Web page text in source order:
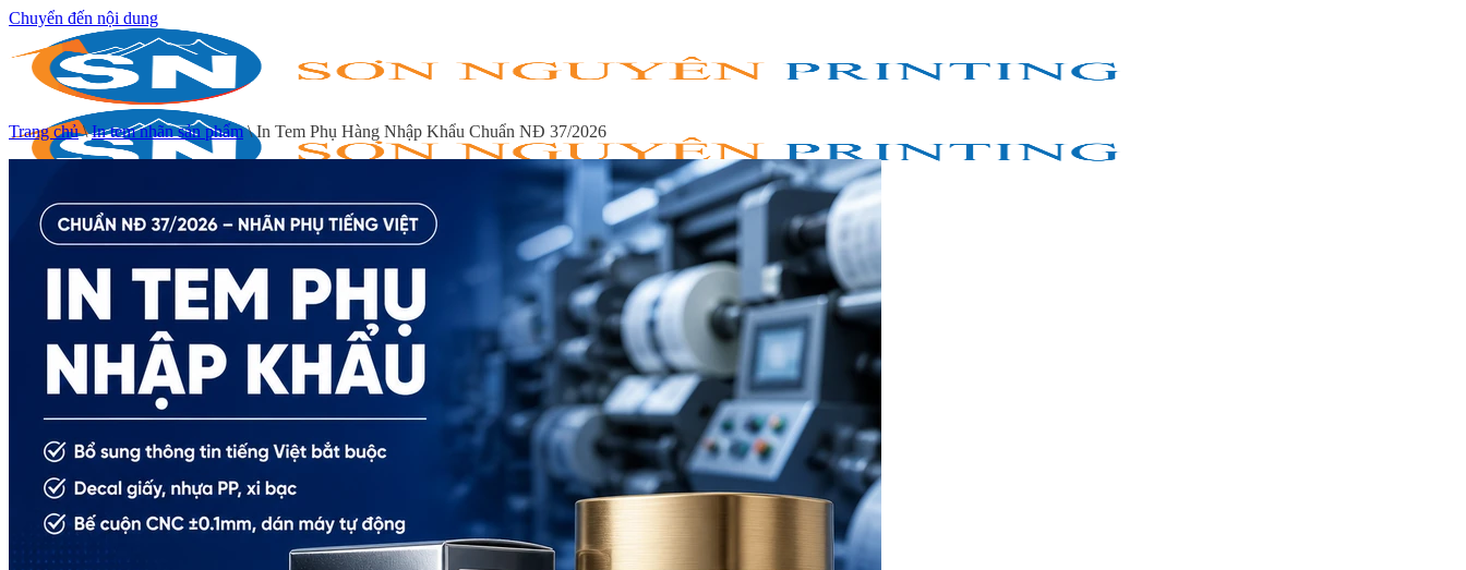
Chuyển đến nội dung
Trang chủ
Giới thiệu
In decal giấy
In decal nhựa
In decal trong
In decal xi bạc
In decal 7 bảy màu
In tem cuộn
In tem nhãn sản phẩm
In tem nhãn hóa chất
In tem nhãn thực phẩm
In tem nhãn mỹ phẩm
In tem dược phẩm
In tem nhãn rượu
In tem bảo hành
Dịch vụ
Trang chủ\In tem nhãn sản phẩm\In Tem Phụ Hàng Nhập Khẩu Chuẩn NĐ 37/2026